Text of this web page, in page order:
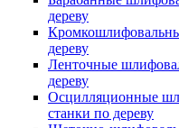
дереву
дереву
Ленточные
дереву
Осцилляционные
станки по дереву